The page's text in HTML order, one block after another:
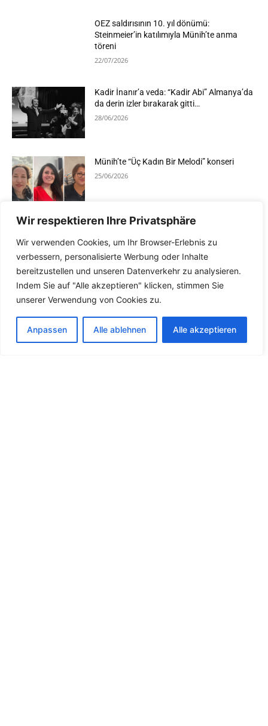
Wir respektieren Ihre Privatsphäre
Wir verwenden Cookies, um Ihr Browser-Erlebnis zu
verbessern, personalisierte Werbung oder Inhalte
bereitzustellen und unseren Datenverkehr zu analysieren.
Indem Sie auf "Alle akzeptieren" klicken, stimmen Sie
unserer Verwendung von Cookies zu.
Anpassen Alle ablehnen Alle akzeptieren
OEZ saldırısının 10. yıl dönümü:
Steinmeier’in katılımıyla Münih’te anma
töreni
22/07/2026
Kadir İnanır’a veda: “Kadir Abi” Almanya’da
da derin izler bırakarak gitti…
28/06/2026
Münih’te “Üç Kadın Bir Melodi” konseri
25/06/2026
Devamını Göster